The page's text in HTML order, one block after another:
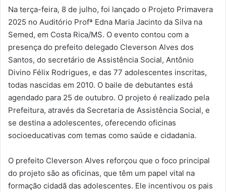
Na terça-feira, 8 de julho, foi lançado o Projeto Primavera
2025 no Auditório Profª Edna Maria Jacinto da Silva na
Semed, em Costa Rica/MS. O evento contou com a
presença do prefeito delegado Cleverson Alves dos
Santos, do secretário de Assistência Social, Antônio
Divino Félix Rodrigues, e das 77 adolescentes inscritas,
todas nascidas em 2010. O baile de debutantes está
agendado para 25 de outubro. O projeto é realizado pela
Prefeitura, através da Secretaria de Assistência Social, e
se destina a adolescentes, oferecendo oficinas
socioeducativas com temas como saúde e cidadania.
O prefeito Cleverson Alves reforçou que o foco principal
do projeto são as oficinas, que têm um papel vital na
formação cidadã das adolescentes. Ele incentivou os pais